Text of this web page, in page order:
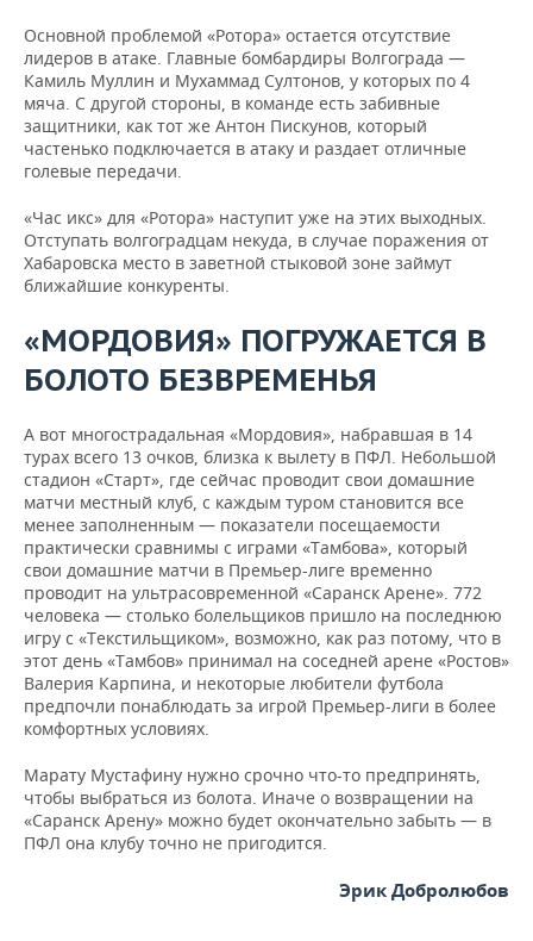
Основной проблемой «Ротора» остается отсутствие
лидеров в атаке. Главные бомбардиры Волгограда —
Камиль Муллин и Мухаммад Султонов, у которых по 4
мяча. С другой стороны, в команде есть забивные
защитники, как тот же Антон Пискунов, который
частенько подключается в атаку и раздает отличные
голевые передачи.
«Час икс» для «Ротора» наступит уже на этих выходных.
Отступать волгоградцам некуда, в случае поражения от
Хабаровска место в заветной стыковой зоне займут
ближайшие конкуренты.
«МОРДОВИЯ» ПОГРУЖАЕТСЯ В
БОЛОТО БЕЗВРЕМЕНЬЯ
А вот многострадальная «Мордовия», набравшая в 14
турах всего 13 очков, близка к вылету в ПФЛ. Небольшой
стадион «Старт», где сейчас проводит свои домашние
матчи местный клуб, с каждым туром становится все
менее заполненным — показатели посещаемости
практически сравнимы с играми «Тамбова», который
свои домашние матчи в Премьер-лиге временно
проводит на ультрасовременной «Саранск Арене». 772
человека — столько болельщиков пришло на последнюю
игру с «Текстильщиком», возможно, как раз потому, что в
этот день «Тамбов» принимал на соседней арене «Ростов»
Валерия Карпина, и некоторые любители футбола
предпочли понаблюдать за игрой Премьер-лиги в более
комфортных условиях.
Марату Мустафину нужно срочно что-то предпринять,
чтобы выбраться из болота. Иначе о возвращении на
«Саранск Арену» можно будет окончательно забыть — в
ПФЛ она клубу точно не пригодится.
Эрик Добролюбов